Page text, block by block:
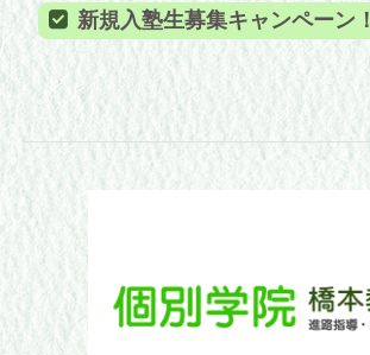
新規入塾生募集キャンペーン！